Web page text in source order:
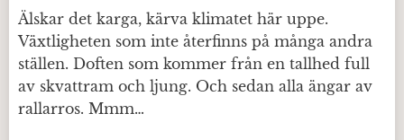
Älskar det karga, kärva klimatet här uppe.
Växtligheten som inte återfinns på många andra
ställen. Doften som kommer från en tallhed full
av skvattram och ljung. Och sedan alla ängar av
rallarros. Mmm…